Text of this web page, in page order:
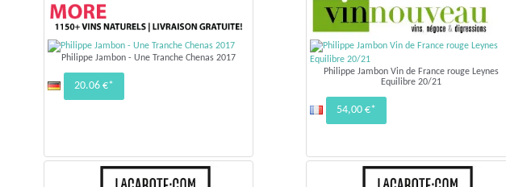
Philippe Jambon - Une Tranche Chenas 2017
20.06 €*
Philippe Jambon Vin de France rouge Leynes
Equilibre 20/21
54,00 €*